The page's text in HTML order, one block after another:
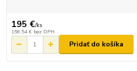
195 €/ks
158,54 € bez DPH
Pridať do košíka